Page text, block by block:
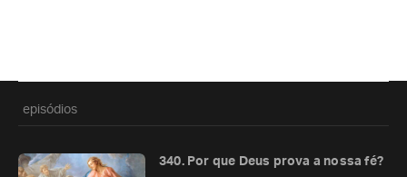
episódios
340. Por que Deus prova a nossa fé?